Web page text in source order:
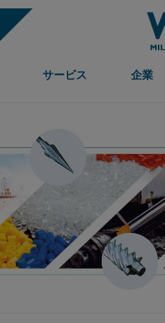
加工テクノロジー
サービス 企業